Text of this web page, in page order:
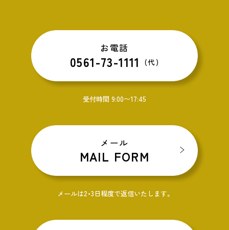
お電話
0561-73-1111 (代)
受付時間 9:00〜17:45
メール
MAIL FORM
メールは2・3日程度で返信いたします。